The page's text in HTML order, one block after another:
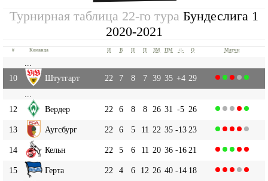
Турнирная таблица 22-го тура Бундеслига 1
2020-2021
# Команда И В Н П ЗМ ПМ +|- О Матчи
10
Штутгарт 22 7 8 7 39 35 +4 29
12
Вердер 22 6 8 8 26 31 -5 26
13 Аугсбург 22 6 5 11 22 35 -13 23
14 Кельн 22 5 6 11 20 36 -16 21
15 Герта 22 4 6 12 26 40 -14 18